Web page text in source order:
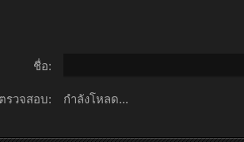
ชื่อ:
รวจสอบ: กำลังโหลด...